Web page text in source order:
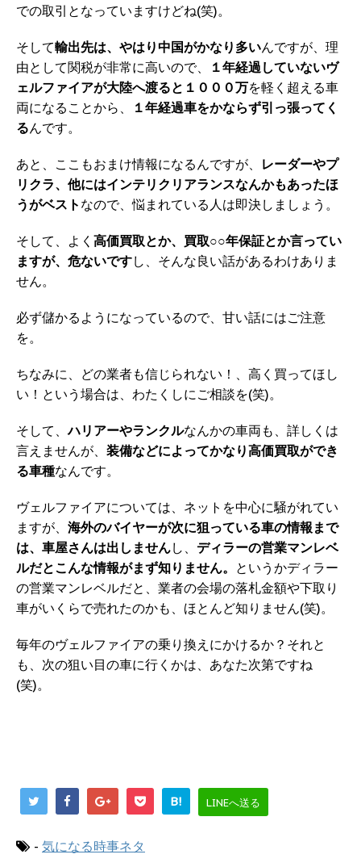
での取引となっていますけどね(笑)。
そして輸出先は、やはり中国がかなり多いんですが、理
由として関税が非常に高いので、
１年経過していないヴ
ェルファイアが大陸へ渡ると１０００万を軽く超える車
両になることから、
１年経過車をかならず引っ張ってく
るんです。
あと、ここもおまけ情報になるんですが、 レーダーやプ
リクラ、他にはインテリクリアランスなんかもあったほ
うがベスト なので、悩まれている人は即決しましょう。
そして、よく 高価買取とか、買取○○年保証とか言ってい
ますが、危ないですし、そんな良い話があるわけありま
せん。
必ず儲かるようになっているので、甘い話にはご注意
を。
ちなみに、どの業者も信じられない！、高く買ってほし
い！という場合は、わたくしにご相談を(笑)。
そして、ハリアーやランクルなんかの車両も、詳しくは
言えませんが、 装備などによってかなり高価買取ができ
る車種なんです。
ヴェルファイアについては、ネットを中心に騒がれてい
ますが、 海外のバイヤーが次に狙っている車の情報まで
は、車屋さんは出しませんし、 ディラーの営業マンレベ
ルだとこんな情報がまず知りません。 というかディラー
の営業マンレベルだと、業者の会場の落札金額や下取り
車がいくらで売れたのかも、ほとんど知りません(笑)。
毎年のヴェルファイアの乗り換えにかけるか？それと
も、次の狙い目の車に行くかは、あなた次第ですね
(笑)。
B! LINEへ送る
- 気になる時事ネタ